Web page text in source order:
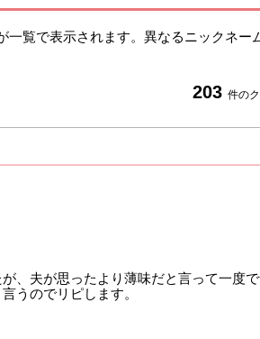
一覧で表示されます。異なるニックネー
203 件の
、夫が思ったより薄味だと言って一度
うのでリピします。